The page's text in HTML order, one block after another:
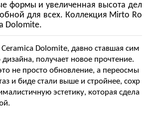
формы и увеличенная высота дел
для всех. Коллекция Mirto Ro
Dolomite.
Dolomite, давно ставшая сим
получает новое прочтение.
не просто обновление, а переосмы
и биде стали выше и стройнее, сохр
эстетику, которая сдела